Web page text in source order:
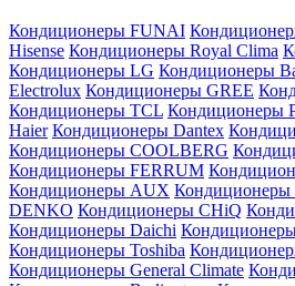
Кондиционеры FUNAI
Hisense Кондиционеры Royal Clima
Кондиционеры LG Кондиционеры
Electrolux Кондиционеры GREE
Кондиционеры TCL Кондиционеры
Haier Кондиционеры Dantex
Кондиционеры СOOLBERG
Кондиционеры FERRUM
Кондиционеры AUX Кондиционеры
DENKO Кондиционеры CHiQ
Кондиционеры Daichi
Кондиционеры Toshiba
Кондиционеры General Climate